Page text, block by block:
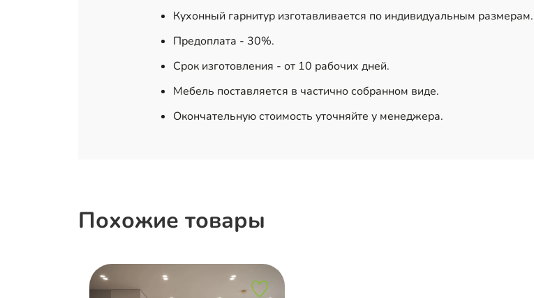
Кухонный гарнитур изготавливается по индивидуальным размерам.
Предоплата - 30%.
Срок изготовления - от 10 рабочих дней.
Мебель поставляется в частично собранном виде.
Окончательную стоимость уточняйте у менеджера.
Похожие товары